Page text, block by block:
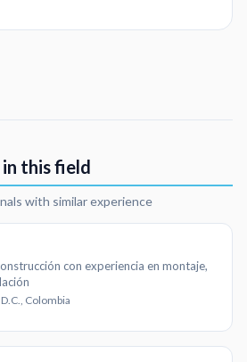
this field
with similar experience
con experiencia en montaje,
Colombia